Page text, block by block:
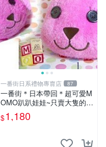
一番街日系禮物專賣店 87
一番街＊日本帶回＊超可愛M
OMO趴趴娃娃~只賣大隻的1
號~單隻價～生日禮物
$1,180